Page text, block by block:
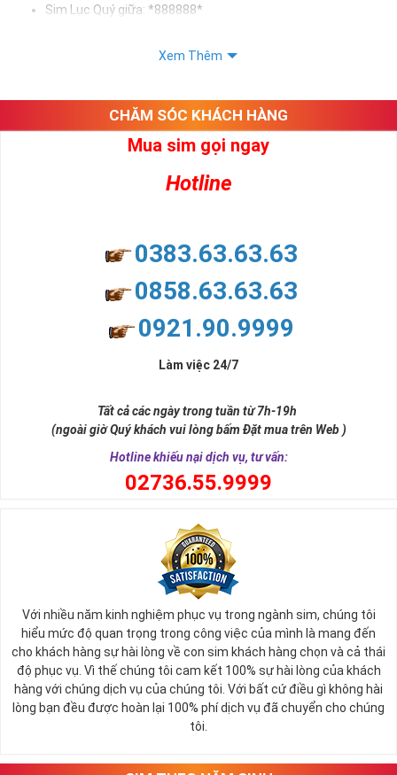
Sim Lục Quý giữa: *888888*
Sử dụng sim lục quý 8 giúp chủ sở hữu khẳng định được bản thân,
8 mang lại cho người dùng là vô tận. Sim giúp cho người dùng phát
tài, phát lộc, phát may mắn
Sim Lục Quý 5- Sim Số Đẹp Tượng Trưng Cho Danh Vọng - Quyền Lực
Chắc hẳn nhiều người chúng ta ở đây đều biết rằng sim lục quý 8
không chỉ đẹp về hình thức mà còn đẹp về mặt ý nghĩa. Ý nghĩa
này bắt nguồn từ ý nghĩa của số 8 - con số đẹp được lòng nhiều
từ "Phát". Chữ Phát trong phát tài, phát lộc, phát công danh. Hay
nói cách khác thì số 8 cũng là con số biểu tượng cho thần tài ban
Sim Lục Quý 8 Có Ý Nghĩa Gì?
Với những người có mệnh hợp với con số 8 này thường thì họ sẽ
vào quá trình làm việc, họ luôn biết giữ kỷ luật, có cá tính và ý chí
Xem Thêm
CHĂM SÓC KHÁCH HÀNG
Mua sim gọi ngay
Hotline
0383.63.63.63
0858.63.63.63
0921.90.9999
Làm việc 24/7
Tất cả các ngày trong tuần từ 7h-19h
(ngoài giờ Quý khách vui lòng bấm Đặt mua trên Web )
Hotline khiếu nại dịch vụ, tư vấn:
02736.55.9999
Với nhiều năm kinh nghiệm phục vụ trong ngành sim, chúng tôi
hiểu mức độ quan trọng trong công việc của mình là mang đến
cho khách hàng sự hài lòng về con sim khách hàng chọn và cả thái
độ phục vụ. Vì thế chúng tôi cam kết 100% sự hài lòng của khách
hàng với chúng dịch vụ của chúng tôi. Với bất cứ điều gì không hài
lòng bạn đều được hoàn lại 100% phí dịch vụ đã chuyển cho chúng
tôi.